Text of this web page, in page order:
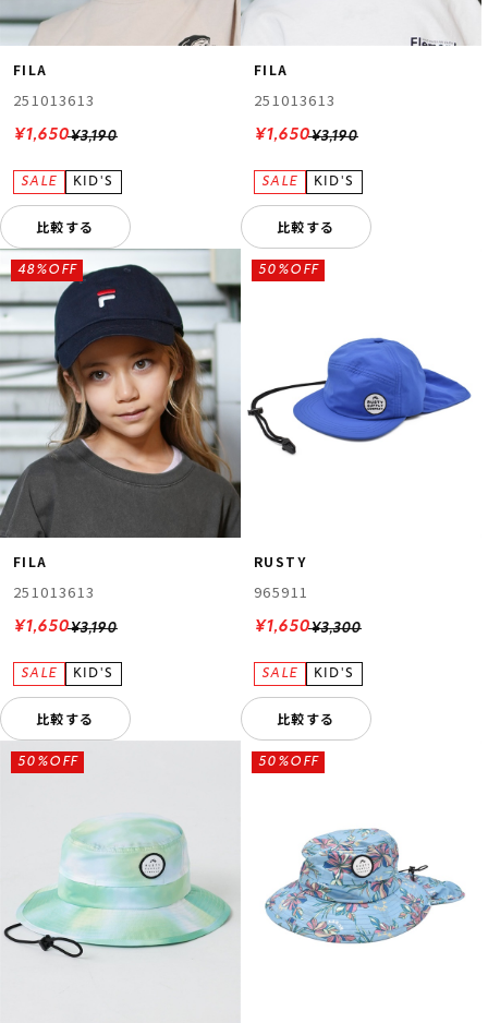
FILA
251013613
¥3,190
¥1,650
比較する
FILA
251013613
¥3,190
¥1,650
比較する
FILA
251013613
¥3,190
48%OFF
¥1,650
比較する
RUSTY
965911
¥3,300
50%OFF
¥1,650
比較する
50%OFF 50%OFF